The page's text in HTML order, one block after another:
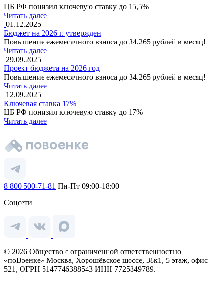
ЦБ РФ понизил ключевую ставку до 15,5%
Читать далее
01.12.2025
Бюджет на 2026 г. утвержден
Повышение ежемесячного взноса до 34.265 рублей в месяц!
Читать далее
29.09.2025
Проект бюджета на 2026 год
Повышение ежемесячного взноса до 34.265 рублей в месяц!
Читать далее
12.09.2025
Ключевая ставка 17%
ЦБ РФ понизил ключевую ставку до 17%
Читать далее
8 800 500-71-81 Пн-Пт 09:00-18:00
Соцсети
© 2026 Общество с ограниченной ответственностью
«поВоенке» Москва, Хорошёвское шоссе, 38к1, 5 этаж, офис
521, ОГРН 5147746388543 ИНН 7725849789.